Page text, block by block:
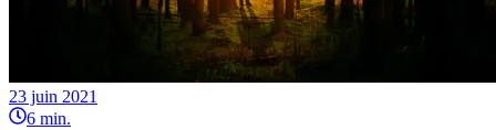
23 juin 2021
6 min.